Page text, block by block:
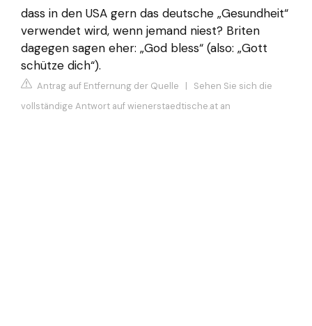
dass in den USA gern das deutsche „Gesundheit“
verwendet wird, wenn jemand niest? Briten
dagegen sagen eher: „God bless“ (also: „Gott
schütze dich“).
Antrag auf Entfernung der Quelle | Sehen Sie sich die
vollständige Antwort auf wienerstaedtische.at an